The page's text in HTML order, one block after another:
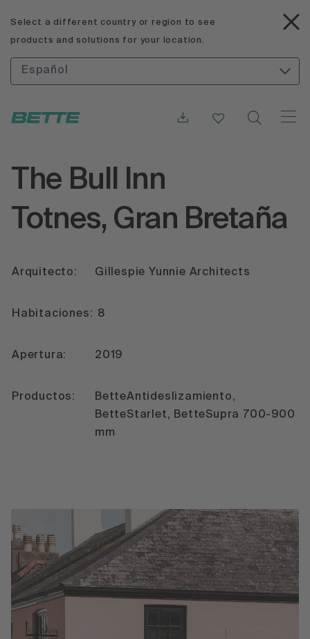
Select a different country or region to see
products and solutions for your location.
Español
The Bull Inn
Totnes, Gran Bretaña
Arquitecto: Gillespie Yunnie Architects
Habitaciones: 8
Apertura: 2019
Productos:
BetteAntideslizamiento,
BetteStarlet, BetteSupra 700-900
mm